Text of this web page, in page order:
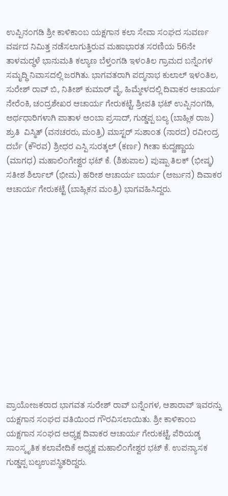
ಉಪ್ಪಿನಂಗಡಿ ಶ್ರೀ ಕಾಳಿಕಾಂಬ ಯಕ್ಷಗಾನ ಕಲಾ ಸೇವಾ ಸಂಘದ ಸುವರ್ಣ
ವರ್ಷದ ನಿಮಿತ್ತ ನಡೆಸಲಾಗುತ್ತಿರುವ ಮಹಾಭಾರತ ಸರಣಿಯ 56ನೇ
ತಾಳಮದ್ಧಳೆ ಭಾನುಮತಿ ಕಲ್ಯಾಣ ಬೆಳ್ತಂಗಡಿ ಇಳಂತಿಲ ಗ್ರಾಮದ ಬನ್ನೆಂಗಳ
ಸಮೃದ್ಧಿ ನಿವಾಸದಲ್ಲಿ ಜರಗಿತು. ಭಾಗವತರಾಗಿ ಪದ್ಮನಾಭ ಕುಲಾಲ್ ಇಳಂತಿಲ,
ಸುರೇಶ್ ರಾವ್ ಬಿ., ನಿತೀಶ್ ಕುಮಾರ್ ವೈ., ಹಿಮ್ಮೇಳದಲ್ಲಿ ದಿವಾಕರ ಆಚಾರ್ಯ
ನೇರೆಂಕಿ, ಚಂದ್ರಶೇಖರ ಆಚಾರ್ಯ ಗೇರುಕಟ್ಟೆ, ಶ್ರೀಪತಿ ಭಟ್ ಉಪ್ಪಿನಂಗಡಿ,
ಅರ್ಥಧಾರಿಗಳಾಗಿ ಪಾತಾಳ ಅಂಬಾ ಪ್ರಸಾದ್, ಗುಡ್ಡಪ್ಪ ಬಲ್ಯ (ಬಾಹ್ಲಿಕ ರಾಜ)
ಶ್ರುತಿ ವಿಸ್ಮಿತ್ (ವನಚರರು, ಮಂತ್ರಿ) ಮಾಸ್ಟರ್ ಸುಶಾಂತ (ನಾರದ) ರವೀಂದ್ರ
ದರ್ಬೆ (ಕೌರವ) ಶ್ರೀಧರ ಎಸ್ಪಿ ಸುರತ್ಕಲ್ (ಕರ್ಣ) ಗೀತಾ ಕುದ್ದಣ್ಣಾಯ
(ಮಾಗಧ) ಮಹಾಲಿಂಗೇಶ್ವರ ಭಟ್ ಕೆ. (ಶಿಶುಪಾಲ) ಪುಷ್ಪಾ ತಿಲಕ್ (ಭೀಷ್ಮ)
ಸತೀಶ ಶಿರ್ಲಾಲ್ (ಭೀಮ) ಹರೀಶ ಆಚಾರ್ಯ ಬಾರ್ಯ (ಅರ್ಜುನ) ದಿವಾಕರ
ಆಚಾರ್ಯ ಗೇರುಕಟ್ಟೆ (ಬಾಹ್ಲಿಕನ ಮಂತ್ರಿ) ಭಾಗವಹಿಸಿದ್ದರು.
ಪ್ರಾಯೋಜಕರಾದ ಭಾಗವತ ಸುರೇಶ್ ರಾವ್ ಬನ್ನೆಂಗಳ, ಆಶಾರಾವ್ ಇವರನ್ನು
ಯಕ್ಷಗಾನ ಸಂಘದ ವತಿಯಿಂದ ಗೌರವಿಸಲಾಯಿತು. ಶ್ರೀ ಕಾಳಿಕಾಂಬ
ಯಕ್ಷಗಾನ ಸಂಘದ ಅಧ್ಯಕ್ಷ ದಿವಾಕರ ಆಚಾರ್ಯ ಗೇರುಕಟ್ಟೆ, ಪೆರಿಯಡ್ಕ
ಸಾಂಸ್ಕೃತಿಕ ಕಲಾವೇದಿಕೆ ಅಧ್ಯಕ್ಷ ಮಹಾಲಿಂಗೇಶ್ವರ ಭಟ್ ಕೆ. ಉಪನ್ಯಾಸಕ
ಗುಡ್ಡಪ್ಪ ಬಲ್ಯಉಪಸ್ಥಿತರಿದ್ದರು.